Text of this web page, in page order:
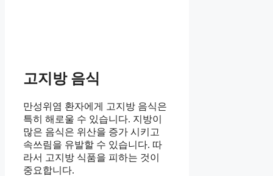
고지방 음식
만성위염 환자에게 고지방 음식은
특히 해로울 수 있습니다. 지방이
많은 음식은 위산을 증가 시키고
속쓰림을 유발할 수 있습니다. 따
라서 고지방 식품을 피하는 것이
중요합니다.